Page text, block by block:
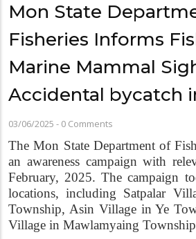
Mon State
Fisheries Informs
Marine Mammal
Accidental bycatch
03/06/2025 - 0 Comments
The Mon State Department of
an awareness campaign with
February, 2025. The campaign
locations, including Satpalar
Township, Asin Village in Ye
Village in Mawlamyaing